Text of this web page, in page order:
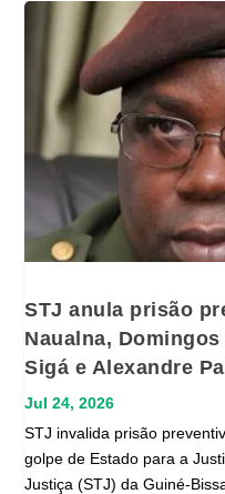
STJ anula prisão
Naualna,
Sigá e Alexandre
Jul 24, 2026
STJ invalida prisão
golpe de Estado para a
Justiça (STJ) da Guiné-